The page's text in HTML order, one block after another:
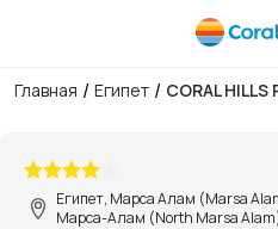
Главная / Египет / CORAL HILLS
Египет, Марса Алам (Marsa
Марса-Алам (North Marsa